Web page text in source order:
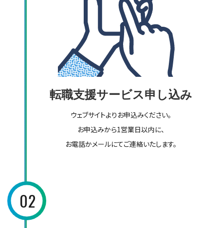
転職支援サービス申し込み
ウェブサイトよりお申込みください。
お申込みから1営業日以内に、
お電話かメールにてご連絡いたします。
02